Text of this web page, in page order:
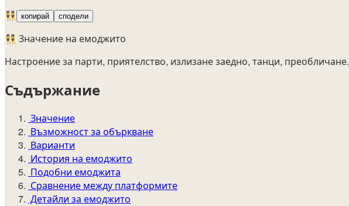
👯
копирай сподели
👯 Значение на емоджито
Настроение за парти, приятелство, излизане заедно, танци, преобличане.
Съдържание
Значение
Възможност за объркване
Варианти
История на емоджито
Подобни емоджита
Сравнение между платформите
Детайли за емоджито